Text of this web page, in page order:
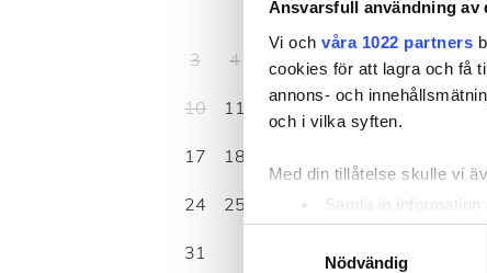
Ansvarsfull användning av
Vi och våra 1022 partners
cookies för att lagra och få
annons- och
och i vilka syften.
Med din tillåtelse skulle vi
Samla in
Identifiera din enhet
Ta reda på mer om hur
Nödvändig
1
2
3
4 5 6 7 8
9
10
11 12 13 14 15
16
17
18
24
25 27 28 29
30
31